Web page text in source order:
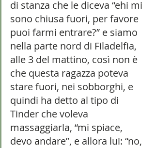
di stanza che le diceva “ehi mi
sono chiusa fuori, per favore
puoi farmi entrare?” e siamo
nella parte nord di Filadelfia,
alle 3 del mattino, così non è
che questa ragazza poteva
stare fuori, nei sobborghi, e
quindi ha detto al tipo di
Tinder che voleva
massaggiarla, “mi spiace,
devo andare”, e allora lui: “no,